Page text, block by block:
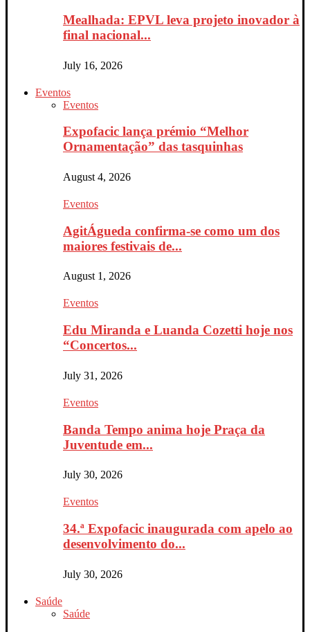
Mealhada: EPVL leva projeto inovador à
final nacional...
July 16, 2026
Eventos
Eventos
Expofacic lança prémio “Melhor
Ornamentação” das tasquinhas
August 4, 2026
Eventos
AgitÁgueda confirma-se como um dos
maiores festivais de...
August 1, 2026
Eventos
Edu Miranda e Luanda Cozetti hoje nos
“Concertos...
July 31, 2026
Eventos
Banda Tempo anima hoje Praça da
Juventude em...
July 30, 2026
Eventos
34.ª Expofacic inaugurada com apelo ao
desenvolvimento do...
July 30, 2026
Saúde
Saúde